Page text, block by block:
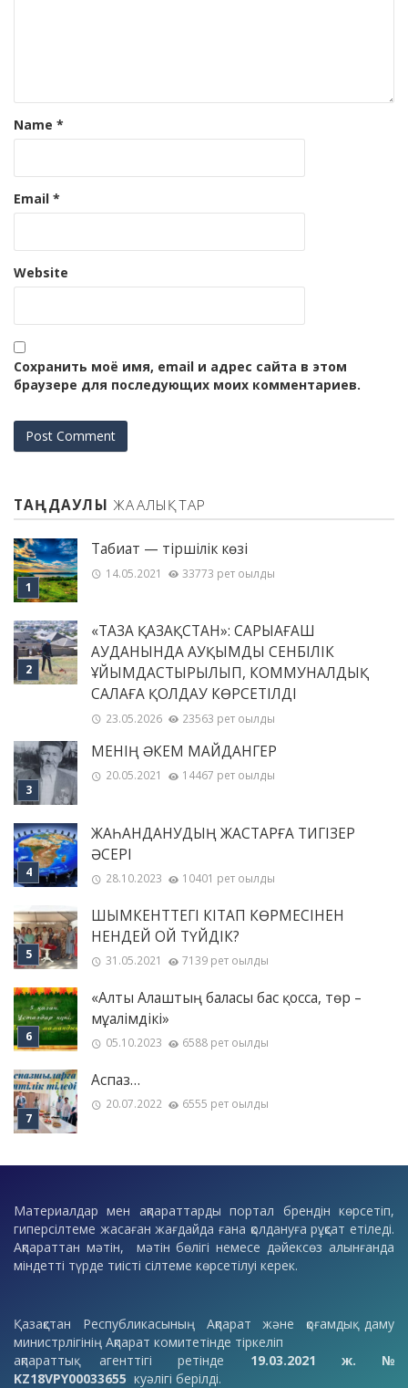
Name *
Email *
Website
Сохранить моё имя, email и адрес сайта в этом
браузере для последующих моих комментариев.
ТАҢДАУЛЫ ЖАҢАЛЫҚТАР
Табиғат — тіршілік көзі
14.05.2021 33773 рет оқылды
«ТАЗА ҚАЗАҚСТАН»: САРЫАҒАШ
АУДАНЫНДА АУҚЫМДЫ СЕНБІЛІК
ҰЙЫМДАСТЫРЫЛЫП, КОММУНАЛДЫҚ
САЛАҒА ҚОЛДАУ КӨРСЕТІЛДІ
23.05.2026 23563 рет оқылды
МЕНІҢ ƏКЕМ МАЙДАНГЕР
20.05.2021 14467 рет оқылды
ЖАҺАНДАНУДЫҢ ЖАСТАРҒА ТИГІЗЕР
ӘСЕРІ
28.10.2023 10401 рет оқылды
ШЫМКЕНТТЕГІ КІТАП КӨРМЕСІНЕН
НЕНДЕЙ ОЙ ТҮЙДІК?
31.05.2021 7139 рет оқылды
«Алты Алаштың баласы бас қосса, төр –
мұғалімдікі»
05.10.2023 6588 рет оқылды
Аспаз…
20.07.2022 6555 рет оқылды
Материалдар мен ақпараттарды портал брендін көрсетіп,
гиперсілтеме жасаған жағдайда ғана қолдануға рұқсат етіледі.
Ақпараттан мәтін, мәтін бөлігі немесе дәйексөз алынғанда
міндетті түрде тиісті сілтеме көрсетілуі керек.
Қазақстан Республикасының Ақпарат және қоғамдық даму
министрлігінің Ақпарат комитетінде тіркеліп
ақпараттық агенттігі ретінде 19.03.2021 ж. №
KZ18VPY00033655 куәлігі берілді.